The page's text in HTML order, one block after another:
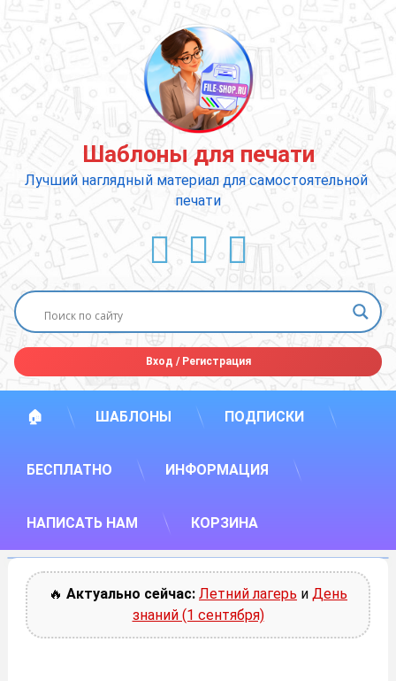
содержимому
Шаблоны для печати
Лучший наглядный материал для самостоятельной
печати
ВКонтакте
YouTube
E-mail
Вход /Регистрация
🏠 ШАБЛОНЫ ПОДПИСКИ
БЕСПЛАТНО ИНФОРМАЦИЯ
НАПИСАТЬ НАМ КОРЗИНА
🔥 Актуально сейчас: Летний лагерь и День
знаний (1 сентября)